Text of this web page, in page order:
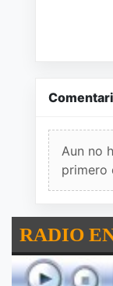
Aun no
primero
RADIO